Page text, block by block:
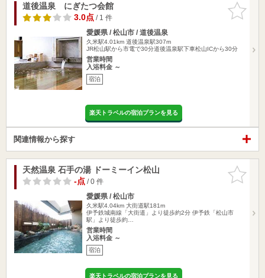
お気に入
りに追加
道後温泉 にぎたつ会館
3.0点/ 1 件
愛媛県 / 松山市 / 道後温泉
久米駅4.01km 道後温泉駅307m
JR松山駅から市電で30分道後温泉駅下車松山ICから30分
営業時間
入浴料金 ～
宿泊
楽天トラベルの宿泊プランを見る
関連情報から探す
お気に入
りに追加
天然温泉 石手の湯 ドーミーイン松山
-点/ 0 件
愛媛県 / 松山市
久米駅4.04km 大街道駅181m
伊予鉄城南線「大街道」より徒歩約2分 伊予鉄「松山市
駅」より徒歩約…
営業時間
入浴料金 ～
宿泊
楽天トラベルの宿泊プランを見る